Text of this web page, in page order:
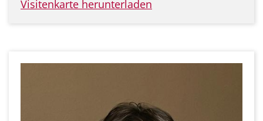
Visitenkarte herunterladen